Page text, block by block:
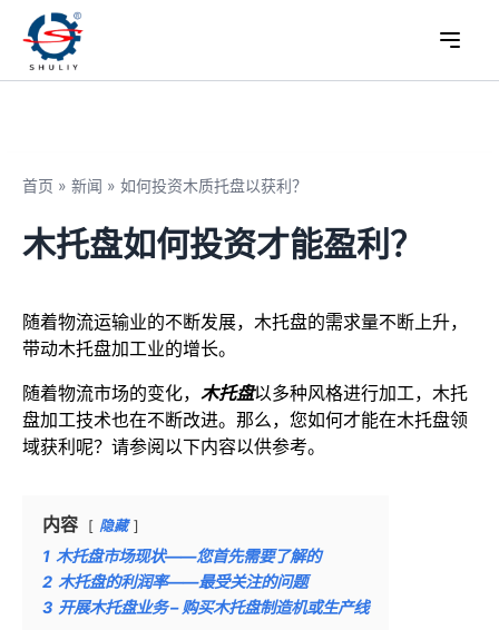
首页 » 新闻 » 如何投资木质托盘以获利？
木托盘如何投资才能盈利？
随着物流运输业的不断发展，木托盘的需求量不断上升，
带动木托盘加工业的增长。
随着物流市场的变化， 木托盘以多种风格进行加工，木托
盘加工技术也在不断改进。那么，您如何才能在木托盘领
域获利呢？请参阅以下内容以供参考。
内容 隐藏
1 木托盘市场现状——您首先需要了解的
2 木托盘的利润率——最受关注的问题
3 开展木托盘业务 – 购买木托盘制造机或生产线